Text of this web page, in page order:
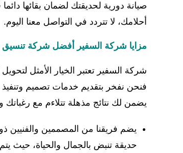
صيانة دورية لحديقتك لضمان بقائها
أحلامك، لا تتردد في التواصل معنا اليوم.
مزايا شركة السفير أفضل شركة تنسيق
شركة السفير تعتبر الخيار الأمثل
فنحن نفخر بتقديم خدمات تصميم
يضمن لك نتائج مذهلة تتلاءم مع
يضم فريقنا من المصممين والفنيين
حديقة تنبض بالجمال والحياة، حيث